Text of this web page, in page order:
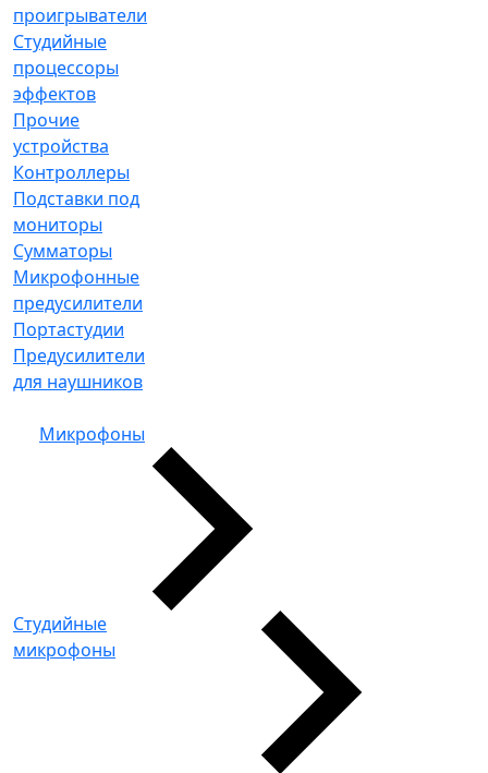
проигрыватели
Студийные
процессоры
эффектов
Прочие
устройства
Контроллеры
Подставки под
мониторы
Сумматоры
Микрофонные
предусилители
Портастудии
Предусилители
для наушников
Микрофоны
Студийные
микрофоны